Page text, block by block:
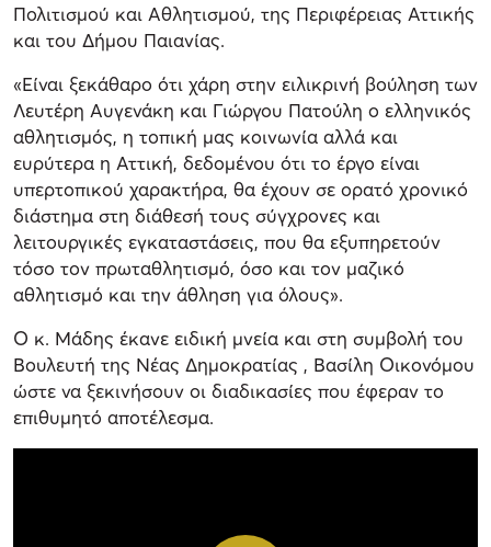
Πολιτισμού και Αθλητισμού, της Περιφέρειας Αττικής
και του Δήμου Παιανίας.
«Είναι ξεκάθαρο ότι χάρη στην ειλικρινή βούληση των
Λευτέρη Αυγενάκη και Γιώργου Πατούλη ο ελληνικός
αθλητισμός, η τοπική μας κοινωνία αλλά και
ευρύτερα η Αττική, δεδομένου ότι το έργο είναι
υπερτοπικού χαρακτήρα, θα έχουν σε ορατό χρονικό
διάστημα στη διάθεσή τους σύγχρονες και
λειτουργικές εγκαταστάσεις, που θα εξυπηρετούν
τόσο τον πρωταθλητισμό, όσο και τον μαζικό
αθλητισμό και την άθληση για όλους».
Ο κ. Μάδης έκανε ειδική μνεία και στη συμβολή του
Βουλευτή της Νέας Δημοκρατίας , Βασίλη Οικονόμου
ώστε να ξεκινήσουν οι διαδικασίες που έφεραν το
επιθυμητό αποτέλεσμα.